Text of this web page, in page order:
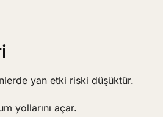
yan etki riski düşüktür.
yollarını açar.